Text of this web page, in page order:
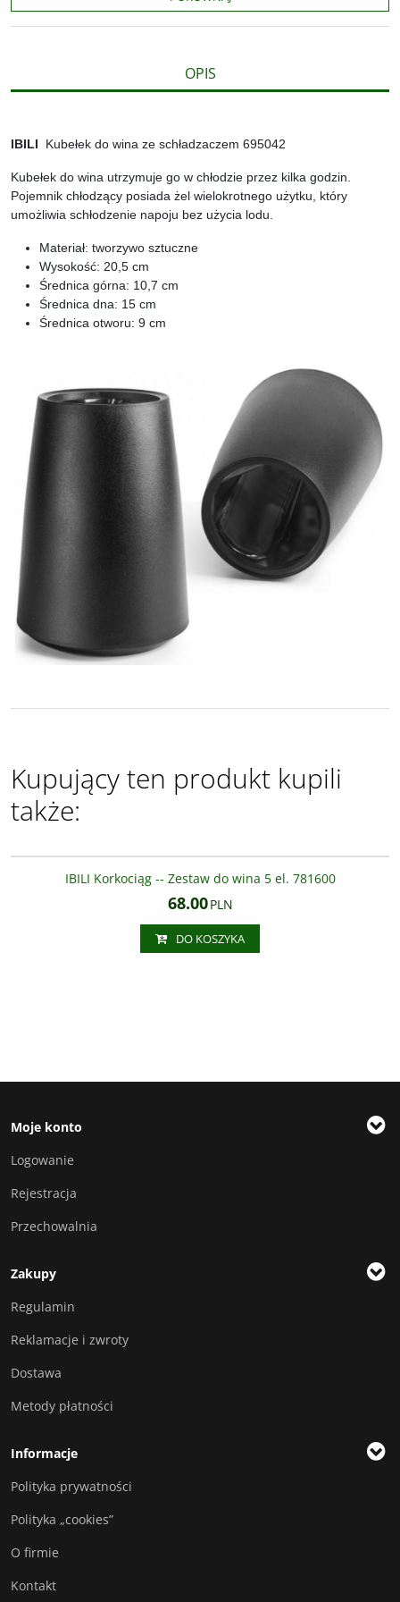
k
k
s
i
OPIS
IBILI Kubełek do wina ze schładzaczem 695042
Kubełek do wina utrzymuje go w chłodzie przez kilka godzin.
Pojemnik chłodzący posiada żel wielokrotnego użytku, który
umożliwia schłodzenie napoju bez użycia lodu.
Materiał: tworzywo sztuczne
Wysokość: 20,5 cm
Średnica górna: 10,7 cm
Średnica dna: 15 cm
Średnica otworu: 9 cm
Kupujący ten produkt kupili
także:
IBILI Korkociąg -- Zestaw do wina 5 el. 781600
68.00PLN
DO KOSZYKA
Moje konto
Logowanie
Rejestracja
Przechowalnia
Zakupy
Regulamin
Reklamacje i zwroty
Dostawa
Metody płatności
Informacje
Polityka prywatności
Polityka „cookies”
O firmie
Kontakt